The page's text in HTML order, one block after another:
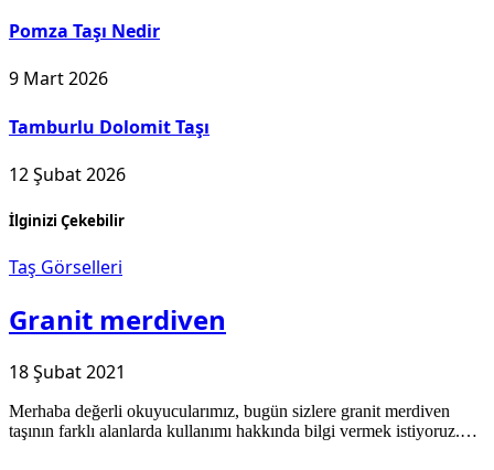
Pomza Taşı Nedir
9 Mart 2026
Tamburlu Dolomit Taşı
12 Şubat 2026
İlginizi Çekebilir
Taş Görselleri
Granit merdiven
18 Şubat 2021
Merhaba değerli okuyucularımız, bugün sizlere granit merdiven
taşının farklı alanlarda kullanımı hakkında bilgi vermek istiyoruz.…